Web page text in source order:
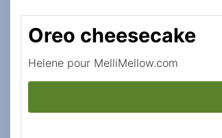
Oreo cheesecake
Helene pour MelliMellow.com